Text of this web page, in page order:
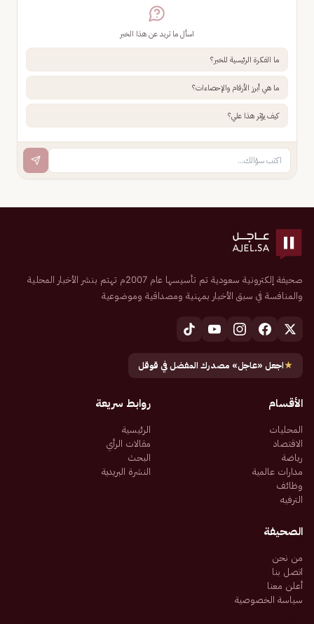
اسأل ما تريد عن هذا الخبر
ما الفكرة الرئيسية للخبر؟
ما هي أبرز الأرقام والإحصاءات؟
كيف يؤثر هذا علي؟
صحيفة إلكترونية سعودية تم تأسيسها عام 2007م تهتم بنشر الأخبار المحلية
والمنافسة في سبق الأخبار بمهنية ومصداقية وموضوعية
★اجعل «عاجل» مصدرك المفضل في قوقل
الأقسام
المحليات
الاقتصاد
رياضة
مدارات عالمية
وظائف
الترفيه
روابط سريعة
الرئيسية
مقالات الرأي
البحث
النشرة البريدية
الصحيفة
من نحن
اتصل بنا
أعلن معنا
سياسة الخصوصية